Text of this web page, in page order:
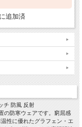
追加済
チ 防風 反射
の防寒ウェアです。窮屈感
性に優れたグラフェン・エ